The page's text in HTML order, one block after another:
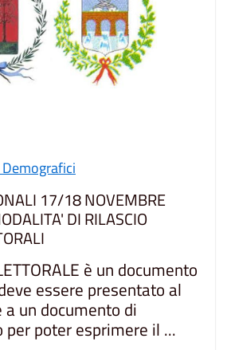
17/18 NOVEMBRE
DI RILASCIO
è un documento
essere presentato al
un documento di
per poter esprimere il ...